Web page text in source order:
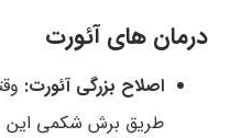
درمان های آئورت
اصلاح بزرگی آئورت:
طریق برش شکمی این